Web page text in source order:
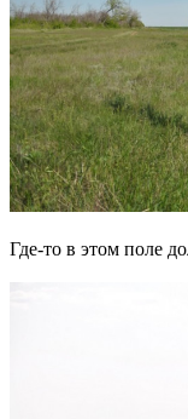
Где-то в этом поле